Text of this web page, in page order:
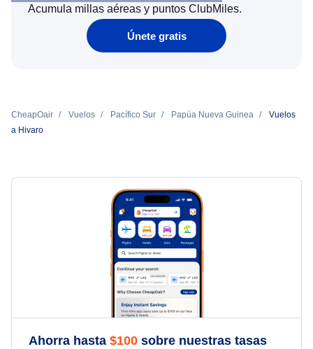
Acumula millas aéreas y puntos ClubMiles.
Únete gratis
CheapOair Vuelos Pacífico Sur Papúa Nueva Guinea
Vuelos
a Hivaro
Ahorra hasta $100 sobre nuestras tasas